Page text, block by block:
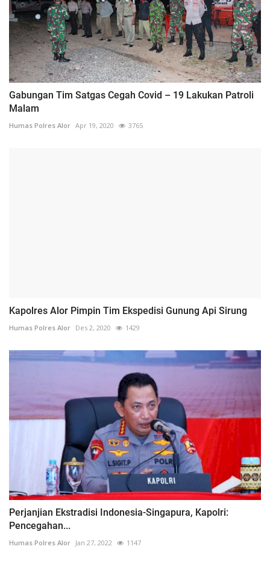
Gabungan Tim Satgas Cegah Covid – 19 Lakukan Patroli
Malam
Humas Polres Alor Apr 19, 2020 3765
Kapolres Alor Pimpin Tim Ekspedisi Gunung Api Sirung
Humas Polres Alor Des 2, 2020 1429
Perjanjian Ekstradisi Indonesia-Singapura, Kapolri:
Pencegahan...
Humas Polres Alor Jan 27, 2022 1147